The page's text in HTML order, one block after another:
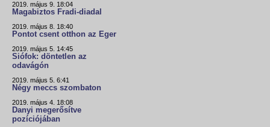
2019. május 9. 18:04
Magabiztos Fradi-diadal
2019. május 8. 18:40
Pontot csent otthon az Eger
2019. május 5. 14:45
Siófok: döntetlen az
odavágón
2019. május 5. 6:41
Négy meccs szombaton
2019. május 4. 18:08
Danyi megerősítve
pozíciójában